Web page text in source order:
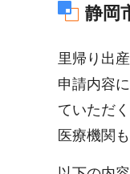
静岡
里帰り出
申請内容
ていただ
医療機関